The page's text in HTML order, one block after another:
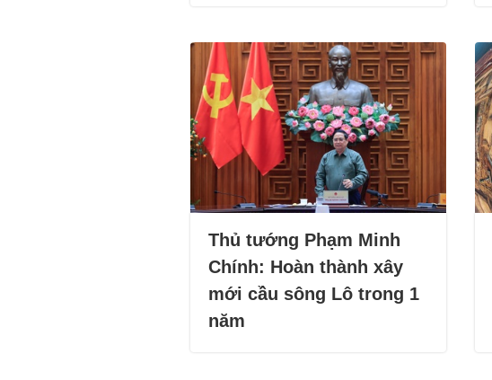
Thủ tướng Phạm Minh
Chính: Hoàn thành xây
mới cầu sông Lô trong 1
năm